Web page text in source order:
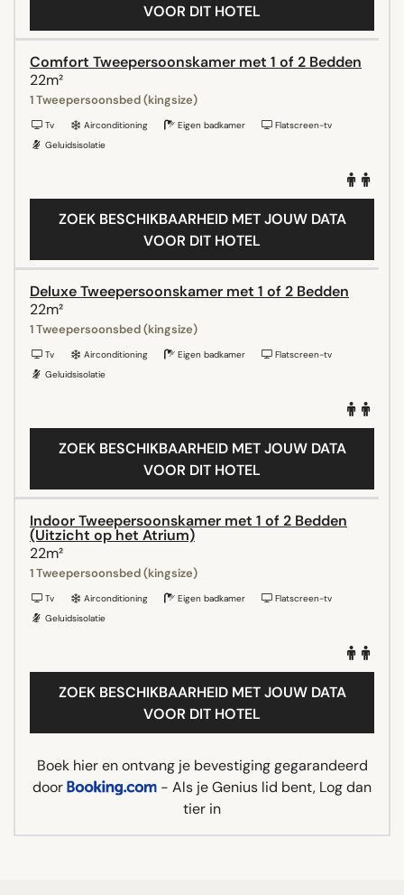
VOOR DIT HOTEL
Comfort Tweepersoonskamer met 1 of 2 Bedden
22m²
1 Tweepersoonsbed (kingsize)
Tv Airconditioning Eigen badkamer
Flatscreen-tv
Geluidsisolatie
ZOEK BESCHIKBAARHEID MET JOUW DATA
VOOR DIT HOTEL
Deluxe Tweepersoonskamer met 1 of 2 Bedden
22m²
1 Tweepersoonsbed (kingsize)
Tv Airconditioning Eigen badkamer
Flatscreen-tv
Geluidsisolatie
ZOEK BESCHIKBAARHEID MET JOUW DATA
VOOR DIT HOTEL
Indoor Tweepersoonskamer met 1 of 2 Bedden
(Uitzicht op het Atrium)
22m²
1 Tweepersoonsbed (kingsize)
Tv Airconditioning Eigen badkamer
Flatscreen-tv
Geluidsisolatie
ZOEK BESCHIKBAARHEID MET JOUW DATA
VOOR DIT HOTEL
Boek hier en ontvang je bevestiging gegarandeerd
door
- Als je Genius lid bent, Log dan
tier in